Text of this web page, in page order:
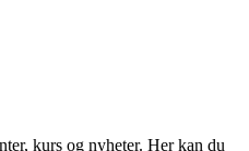
kurs og nyheter. Her kan du